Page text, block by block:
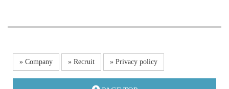
» Company » Recruit » Privacy policy